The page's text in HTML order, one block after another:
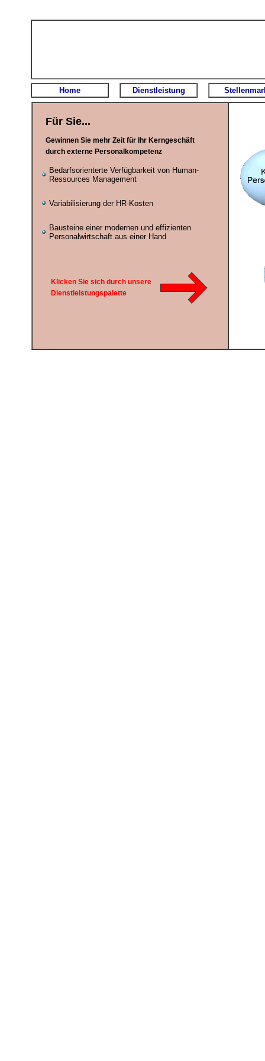
Home Dienstleistung
Für Sie...
Gewinnen Sie mehr Zeit für Ihr Kerngeschäft
durch externe Personalkompetenz
Bedarfsorienterte Verfügbarkeit von Human-
Ressources Management
Variabilisierung der HR-Kosten
Bausteine einer modernen und effizienten
Personalwirtschaft aus einer Hand
Klicken Sie sich durch unsere
Dienstleistungspalette